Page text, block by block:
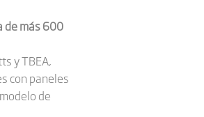
de más 600
y TBEA,
con paneles
de